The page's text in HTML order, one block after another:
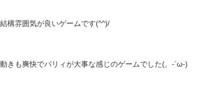
結構雰囲気が良いゲームです(^^)/
動きも爽快でパリィが大事な感じのゲームでした(。-`ω-)